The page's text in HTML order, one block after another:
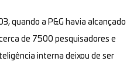
quando a P&G havia alcançado
de 7500 pesquisadores e
interna deixou de ser